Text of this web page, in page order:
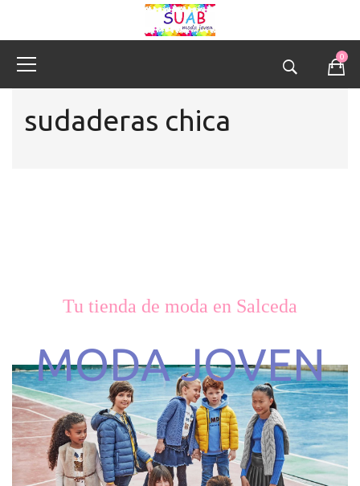
0
sudaderas chica
Tu tienda de moda en Salceda
MODA JOVEN